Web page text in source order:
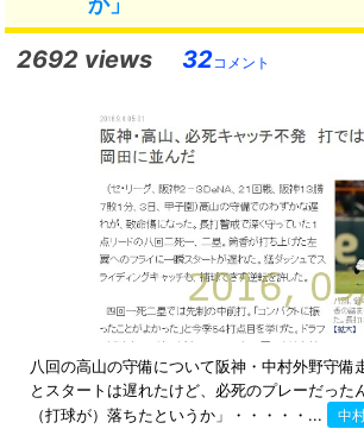
2692 views 32コメント
八回の高山の守備について阪神・中村外野守備
とスタートは遅れたけど、必死のプレーだった
（打球が）落ちたというか」・・・・・...
中